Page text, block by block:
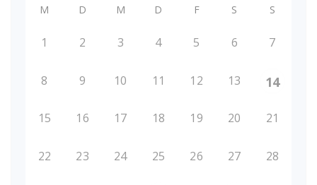
M D M D F S S
1 2 3 4 5 6 7
8 9 10 11 12 13 14
15 16 17 18 19 20 21
22 23 24 25 26 27 28